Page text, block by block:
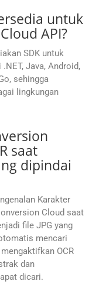
untuk
API?
SDK untuk
Java, Android,
sehingga
lingkungan
saat
dipindai
Karakter
Cloud saat
file JPG yang
mencari
OCR
dan
dicari.